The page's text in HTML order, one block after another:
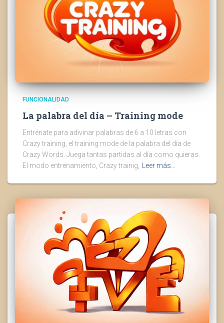
FUNCIONALIDAD
La palabra del día – Training mode
Entrénate para adivinar palabras de 6 a 10 letras con
Crazy training, el training mode de la palabra del día de
Crazy Words. Juega tantas partidas al día como quieras.
El modo entrenamiento, Crazy trainig, Leer más…